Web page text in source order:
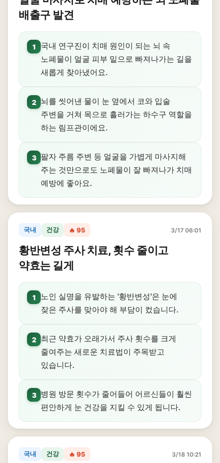
배출구 발견
1
국내 연구진이 치매 원인이 되는 뇌 속
노폐물이 얼굴 피부 밑으로 빠져나가는 길을
새롭게 찾아냈어요.
2
뇌를 씻어낸 물이 눈 옆에서 코와 입술
주변을 거쳐 목으로 흘러가는 하수구 역할을
하는 림프관이에요.
3
팔자 주름 주변 등 얼굴을 가볍게 마사지해
주는 것만으로도 노폐물이 잘 빠져나가 치매
예방에 좋아요.
국내 건강 🔥 95 3/17 06:01
황반변성 주사 치료, 횟수 줄이고
약효는 길게
1
노인 실명을 유발하는 '황반변성'은 눈에
잦은 주사를 맞아야 해 부담이 컸습니다.
2
최근 약효가 오래가서 주사 횟수를 크게
줄여주는 새로운 치료법이 주목받고
있습니다.
3
병원 방문 횟수가 줄어들어 어르신들이 훨씬
편안하게 눈 건강을 지킬 수 있게 됩니다.
국내 건강 🔥 95 3/18 10:21